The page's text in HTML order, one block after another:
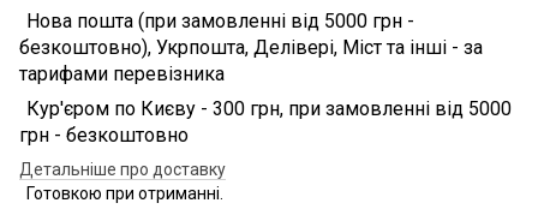
Нова пошта (при замовленні від 5000 грн -
безкоштовно), Укрпошта, Делівері, Міст та інші - за
тарифами перевізника
Кур'єром по Києву - 300 грн, при замовленні від 5000
грн - безкоштовно
Детальніше про доставку
Готовкою при отриманні.